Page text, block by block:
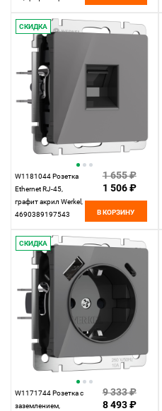
4690389197581
СКИДКА
W1181044 Розетка
Ethernet RJ-45,
графит акрил Werkel,
4690389197543
1 655 ₽
1 506 ₽
В КОРЗИНУ
СКИДКА
W1171744 Розетка с
заземлением,
9 333 ₽
8 493 ₽